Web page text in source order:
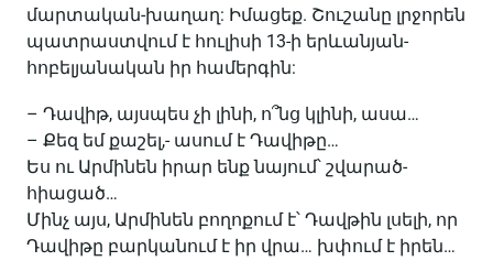
մարտական-խաղաղ: Իմացեք. Շուշանը լրջորեն
պատրաստվում է հուլիսի 13-ի երևանյան-
հոբելյանական իր համերգին:
– Դավիթ, այսպես չի լինի, ո՞նց կլինի, ասա…
– Քեզ եմ քաշել,- ասում է Դավիթը…
Ես ու Արմինեն իրար ենք նայում՝ շվարած-
հիացած…
Մինչ այս, Արմինեն բողոքում է՝ Դավթին լսելի, որ
Դավիթը բարկանում է իր վրա… խփում է իրեն…